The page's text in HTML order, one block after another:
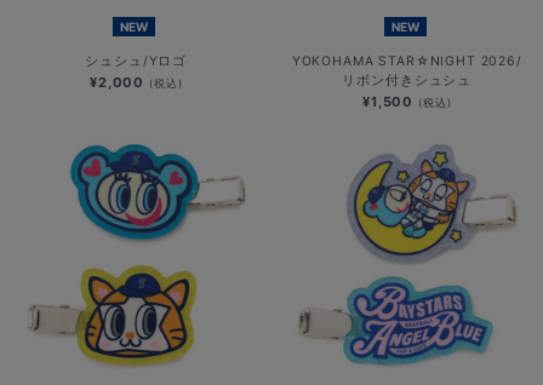
NEW
シュシュ/Yロゴ
¥2,000 (税込)
NEW
YOKOHAMA STAR☆NIGHT 2026/
リボン付きシュシュ
¥1,500 (税込)